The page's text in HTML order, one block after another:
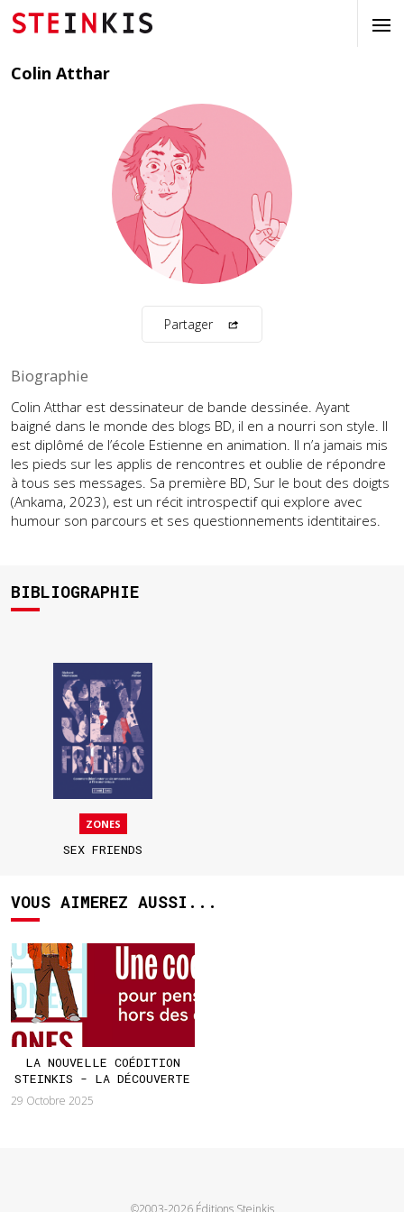
Colin Atthar
Partager
Biographie
Colin Atthar est dessinateur de bande dessinée. Ayant
baigné dans le monde des blogs BD, il en a nourri son style. Il
est diplômé de l’école Estienne en animation. Il n’a jamais mis
les pieds sur les applis de rencontres et oublie de répondre
à tous ses messages. Sa première BD, Sur le bout des doigts
(Ankama, 2023), est un récit introspectif qui explore avec
humour son parcours et ses questionnements identitaires.
BIBLIOGRAPHIE
ZONES
SEX FRIENDS
VOUS AIMEREZ AUSSI...
LA NOUVELLE COÉDITION
STEINKIS - LA DÉCOUVERTE
29 Octobre 2025
©2003-2026 Éditions Steinkis